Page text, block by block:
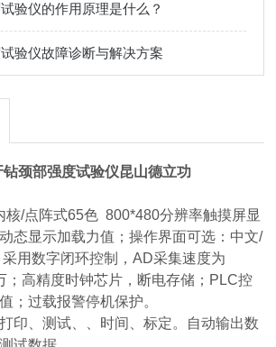
验仪的作用原理是什么？
验仪故障诊断与解决方案
钻颈部强度试验仪昆山德立功
核/点阵式65色 800*480分辨率触摸屏显
态显示加载力值；操作界面可选：中文/
用数字闭环控制，AD采集速度为
；高精度时钟芯片，断电存储；PLC控
；过载报警停机保护。
印、测试、、时间、标定。自动输出数